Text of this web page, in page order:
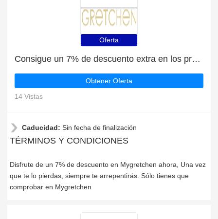
Oferta
Consigue un 7% de descuento extra en los productos de Mygretchen
Obtener Oferta
14 Vistas
Caducidad: Sin fecha de finalización
TÉRMINOS Y CONDICIONES
Disfrute de un 7% de descuento en Mygretchen ahora, Una vez
que te lo pierdas, siempre te arrepentirás. Sólo tienes que
comprobar en Mygretchen